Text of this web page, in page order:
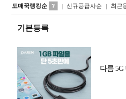
도매꾹랭킹순 신규공급사순 최근
기본등록
다름 5G